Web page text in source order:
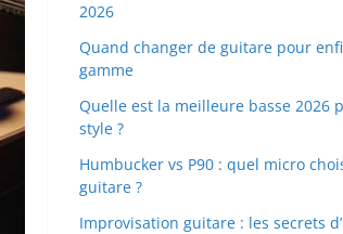
2026
Quand changer de guitare pour
gamme
Quelle est la meilleure basse 2026
style ?
Humbucker vs P90 : quel micro
guitare ?
Improvisation guitare : les secrets